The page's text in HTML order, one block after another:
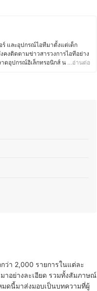
และอุปกรณ์ไอทีมาตั้งแต่เด็ก
คงติดตามข่าวสารวงการไอทีอย่าง
ดอุปกรณ์อิเล็กทรอนิกส์ นอกจาก
…อ่านต่อ
ว่า 2,000 รายการในแต่ละ
าอย่างละเอียด รวมทั้งสัมภาษณ์
ดนี้มาส่งมอบเป็นบทความที่ผู้